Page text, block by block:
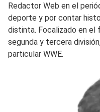
Redactor Web en el
deporte y por contar
distinta. Focalizado en el
segunda y tercera
particular WWE.